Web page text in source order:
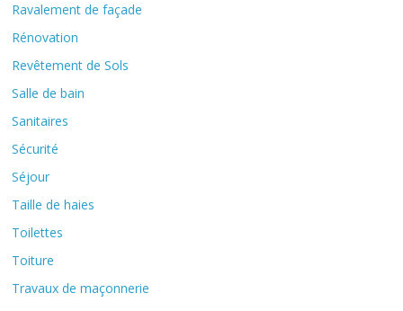
Ravalement de façade
Rénovation
Revêtement de Sols
Salle de bain
Sanitaires
Sécurité
Séjour
Taille de haies
Toilettes
Toiture
Travaux de maçonnerie